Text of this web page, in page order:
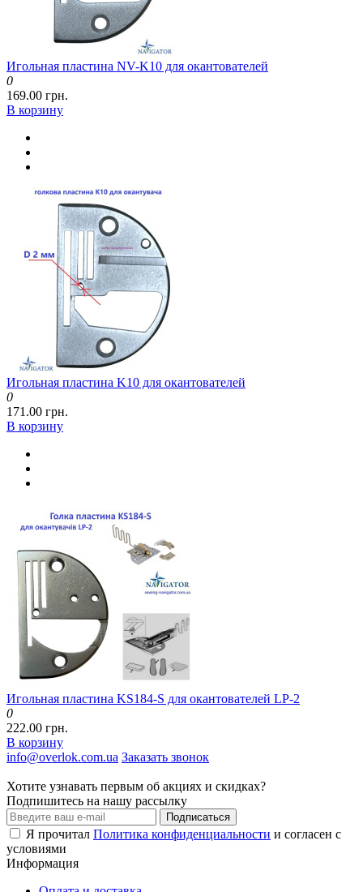
Игольная пластина NV-K10 для окантователей
0
169.00 грн.
В корзину
Игольная пластина K10 для окантователей
0
171.00 грн.
В корзину
Игольная пластина KS184-S для окантователей LP-2
0
222.00 грн.
В корзину
info@overlok.com.ua Заказать звонок
Хотите узнавать первым об акциях и скидках?
Подпишитесь на нашу рассылку
Подписаться
Я прочитал Политика конфиденциальности и согласен с
условиями
Информация